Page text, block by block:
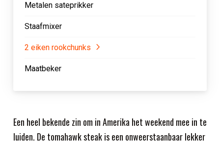
Een heel bekende zin om in Amerika het weekend mee in te
luiden. De tomahawk steak is een onweerstaanbaar lekker
Metalen sateprikker
Staafmixer
2 eiken rookchunks
Maatbeker